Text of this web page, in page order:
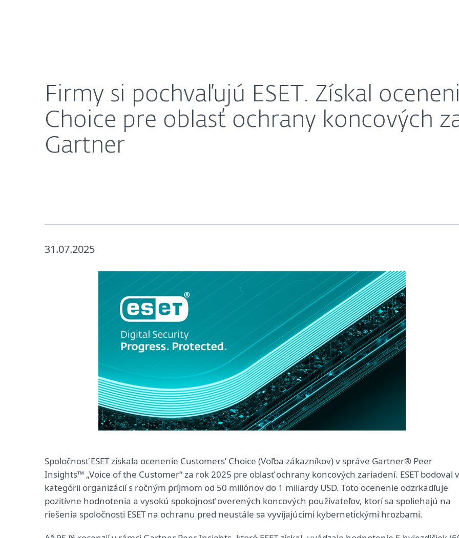
Firmy si pochvaľujú ESET. Získal
Choice pre oblasť ochrany koncových
Gartner
31.07.2025
Spoločnosť ESET získala ocenenie Customers’ Choice (Voľba zákazníkov) v správe Gartner® Peer
Insights™ „Voice of the Customer“ za rok 2025 pre oblasť ochrany koncových zariadení. ESET bodoval v
kategórii organizácií s ročným príjmom od 50 miliónov do 1 miliardy USD. Toto ocenenie odzrkadľuje
pozitívne hodnotenia a vysokú spokojnosť overených koncových používateľov, ktorí sa spoliehajú na
riešenia spoločnosti ESET na ochranu pred neustále sa vyvíjajúcimi kybernetickými hrozbami.